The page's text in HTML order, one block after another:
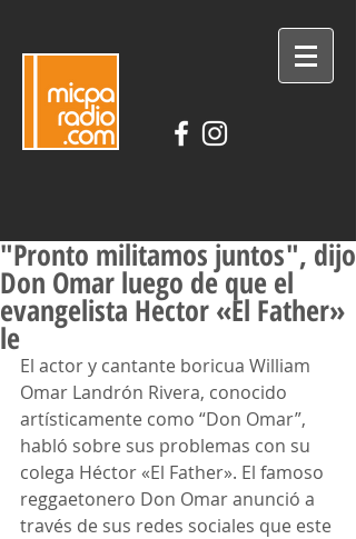
DESCARGA LA APLICACIÓN
"Pronto militamos juntos", dijo
Don Omar luego de que el
evangelista Hector «El Father»
le
El actor y cantante boricua William
Omar Landrón Rivera, conocido
artísticamente como “Don Omar”,
habló sobre sus problemas con su
colega Héctor «El Father». El famoso
reggaetonero Don Omar anunció a
través de sus redes sociales que este